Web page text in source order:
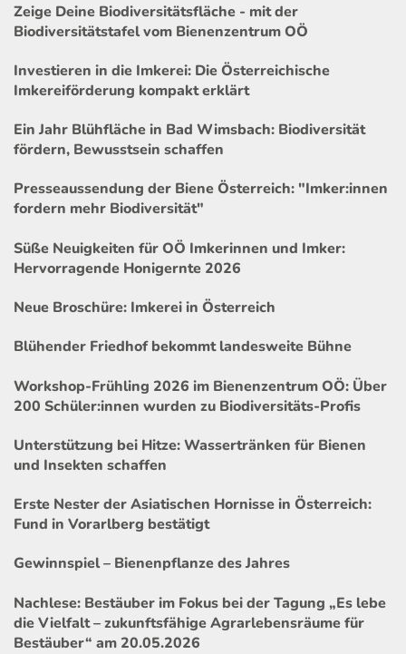
Zeige Deine Biodiversitätsfläche - mit der
Biodiversitätstafel vom Bienenzentrum OÖ
Investieren in die Imkerei: Die Österreichische
Imkereiförderung kompakt erklärt
Ein Jahr Blühfläche in Bad Wimsbach: Biodiversität
fördern, Bewusstsein schaffen
Presseaussendung der Biene Österreich: "Imker:innen
fordern mehr Biodiversität"
Süße Neuigkeiten für OÖ Imkerinnen und Imker:
Hervorragende Honigernte 2026
Neue Broschüre: Imkerei in Österreich
Blühender Friedhof bekommt landesweite Bühne
Workshop-Frühling 2026 im Bienenzentrum OÖ: Über
200 Schüler:innen wurden zu Biodiversitäts-Profis
Unterstützung bei Hitze: Wassertränken für Bienen
und Insekten schaffen
Erste Nester der Asiatischen Hornisse in Österreich:
Fund in Vorarlberg bestätigt
Gewinnspiel – Bienenpflanze des Jahres
Nachlese: Bestäuber im Fokus bei der Tagung „Es lebe
die Vielfalt – zukunftsfähige Agrarlebensräume für
Bestäuber“ am 20.05.2026